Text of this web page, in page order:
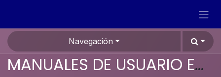
Navegación
MANUALES DE USUARIO EN ESPAÑOL ODOO 19